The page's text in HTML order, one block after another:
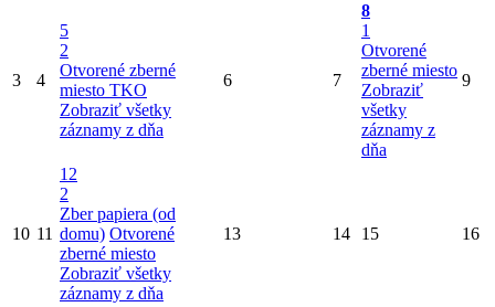
3 4
5
2
Otvorené zberné
miesto TKO
Zobraziť všetky
záznamy z dňa
6 7
8
1
Otvorené
zberné miesto
Zobraziť
všetky
záznamy z
dňa
9
10 11
12
2
Zber papiera (od
domu) Otvorené
zberné miesto
Zobraziť všetky
záznamy z dňa
13 14 15 16